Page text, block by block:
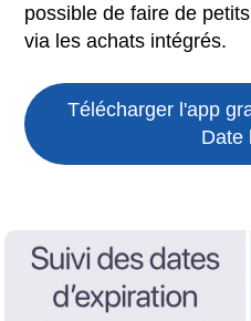
possible de faire de
via les achats intégrés.
Télécharger l'app
Date